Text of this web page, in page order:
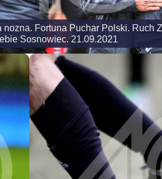
nozna. Fortuna Puchar Polski. Ruch
Sosnowiec. 21.09.2021